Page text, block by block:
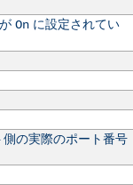
Onに設定されてい
の実際のポート番号